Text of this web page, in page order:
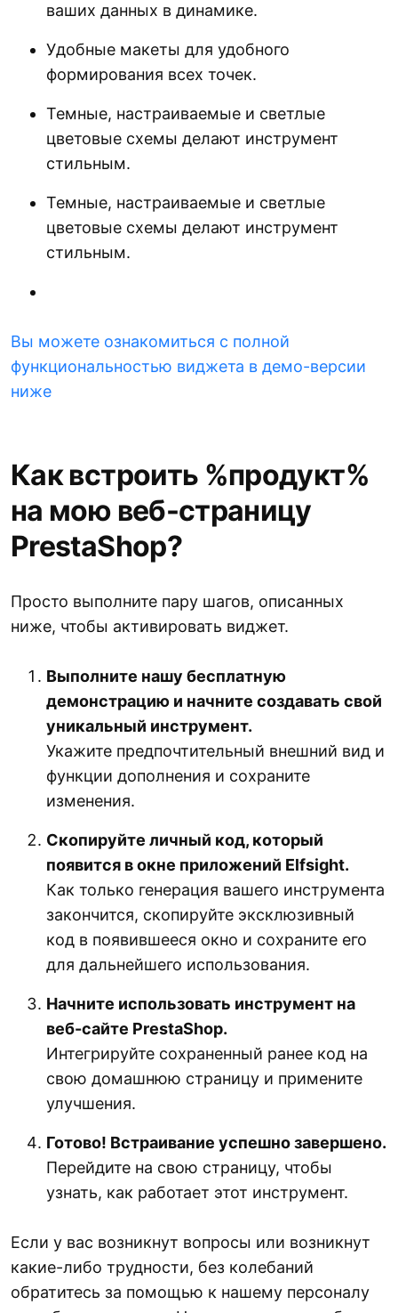
ваших данных в динамике.
Удобные макеты для удобного
формирования всех точек.
Темные, настраиваемые и светлые
цветовые схемы делают инструмент
стильным.
Темные, настраиваемые и светлые
цветовые схемы делают инструмент
стильным.
Вы можете ознакомиться с полной
функциональностью виджета в демо-версии
ниже
Как встроить %продукт%
на мою веб-страницу
PrestaShop?
Просто выполните пару шагов, описанных
ниже, чтобы активировать виджет.
Выполните нашу бесплатную
демонстрацию и начните создавать свой
уникальный инструмент.
Укажите предпочтительный внешний вид и
функции дополнения и сохраните
изменения.
Скопируйте личный код, который
появится в окне приложений Elfsight.
Как только генерация вашего инструмента
закончится, скопируйте эксклюзивный
код в появившееся окно и сохраните его
для дальнейшего использования.
Начните использовать инструмент на
веб-сайте PrestaShop.
Интегрируйте сохраненный ранее код на
свою домашнюю страницу и примените
улучшения.
Готово! Встраивание успешно завершено.
Перейдите на свою страницу, чтобы
узнать, как работает этот инструмент.
Если у вас возникнут вопросы или возникнут
какие-либо трудности, без колебаний
обратитесь за помощью к нашему персоналу